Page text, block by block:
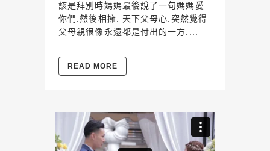
該是拜別時媽媽最後說了一句媽媽愛
你們.然後相擁. 天下父母心.突然覺得
父母親很像永遠都是付出的一方....
READ MORE